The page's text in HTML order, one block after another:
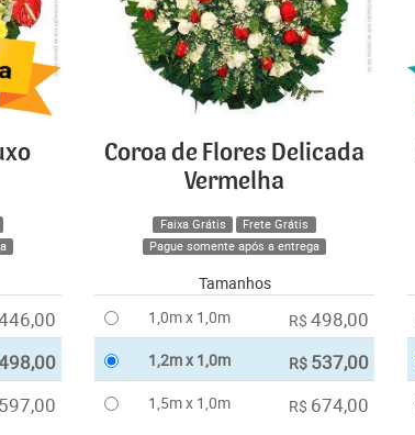
597,00
Coroa de Flores Delicada
Vermelha
Faixa Grátis
Frete Grátis
Pague somente após a entrega
Tamanhos
1,0m x 1,0m
R$ 498,00
1,2m x 1,0m R$ 537,00
1,5m x 1,0m R$ 674,00